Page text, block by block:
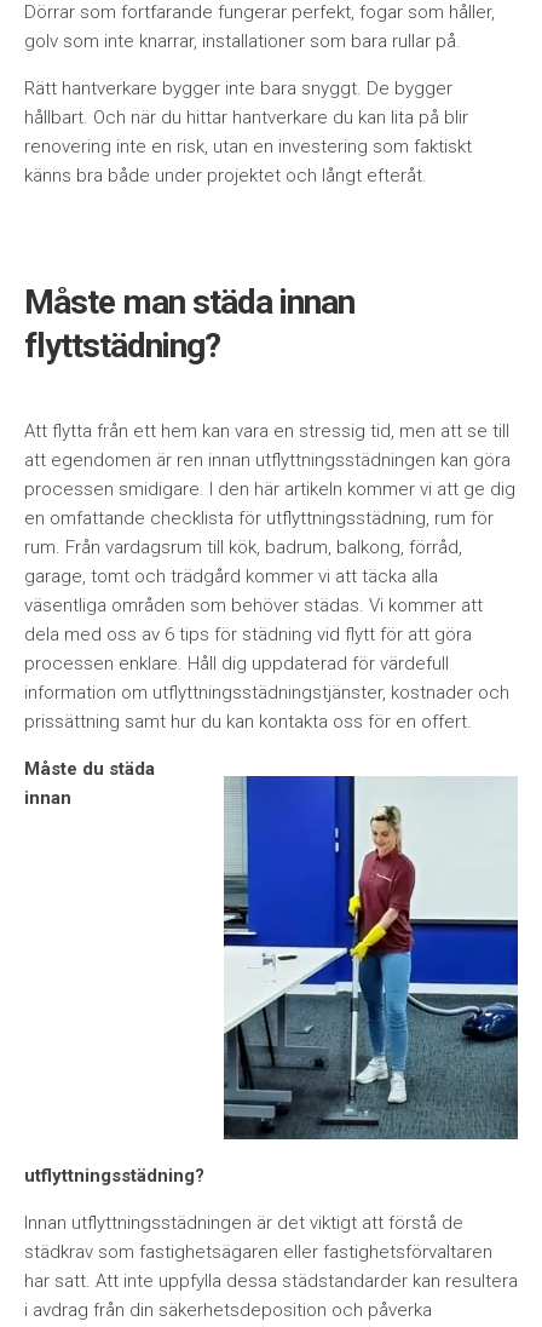
Dörrar som fortfarande fungerar perfekt, fogar som håller,
golv som inte knarrar, installationer som bara rullar på.
Rätt hantverkare bygger inte bara snyggt. De bygger
hållbart. Och när du hittar hantverkare du kan lita på blir
renovering inte en risk, utan en investering som faktiskt
känns bra både under projektet och långt efteråt.
Måste man städa innan
flyttstädning?
Att flytta från ett hem kan vara en stressig tid, men att se till
att egendomen är ren innan utflyttningsstädningen kan göra
processen smidigare. I den här artikeln kommer vi att ge dig
en omfattande checklista för utflyttningsstädning, rum för
rum. Från vardagsrum till kök, badrum, balkong, förråd,
garage, tomt och trädgård kommer vi att täcka alla
väsentliga områden som behöver städas. Vi kommer att
dela med oss av 6 tips för städning vid flytt för att göra
processen enklare. Håll dig uppdaterad för värdefull
information om utflyttningsstädningstjänster, kostnader och
prissättning samt hur du kan kontakta oss för en offert.
Måste du städa
innan
utflyttningsstädning?
Innan utflyttningsstädningen är det viktigt att förstå de
städkrav som fastighetsägaren eller fastighetsförvaltaren
har satt. Att inte uppfylla dessa städstandarder kan resultera
i avdrag från din säkerhetsdeposition och påverka